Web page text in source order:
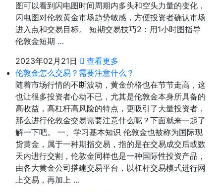
图可以看到闪电图时间周期内多头和空头力量的变化，
闪电图对伦敦黄金市场趋势敏感，方便投资者确认市场
进入点和交易目标。 短期交易技巧2：用1小时图指导
伦敦金短期 …
2023年02月21日
查看更多
伦敦金怎么交易？需要注意什么？
随着市场行情的不断波动，黄金价格也在节节走高，这
也让很多投资者心动不已，尤其是伦敦金本身所具备的
高收益，高杠杆高风险的特点，更吸引了大量投资者，
那么进行伦敦金交易需要注意什么呢？下面就来一起了
解一下吧。 一、学习基本知识 伦敦金也被称为国际现
货黄金，属于一种期指交易，指的是在交易成交后或数
天内进行交割，伦敦金同样也是一种国际性投资产品，
由各大黄金公司搭建交易平台，以杠杆交易模式进行网
上交易，再加上 …